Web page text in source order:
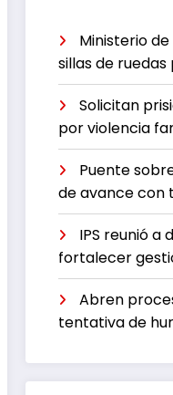
Ministerio
sillas de
Solicitan
por violencia
Puente
de avance con
IPS reunió
fortalecer
Abren
tentativa de